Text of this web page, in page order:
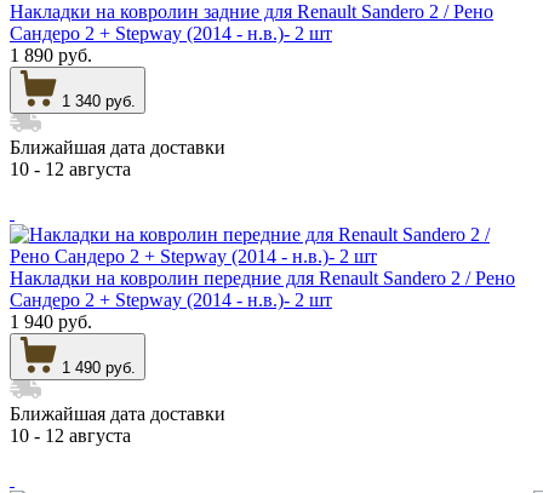
Накладки на ковролин задние для Renault Sandero 2 / Рено
Сандеро 2 + Stepway (2014 - н.в.)- 2 шт
1 890 руб.
1 340 руб.
Ближайшая дата доставки
10 - 12 августа
Накладки на ковролин передние для Renault Sandero 2 / Рено
Сандеро 2 + Stepway (2014 - н.в.)- 2 шт
1 940 руб.
1 490 руб.
Ближайшая дата доставки
10 - 12 августа